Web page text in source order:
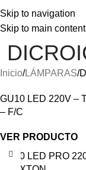
Skip to navigation
Skip to main content
Inicio LÁMPARAS
GU10 LED 220V –
– F/C
VER PRODUCTO
GU10 LED PRO